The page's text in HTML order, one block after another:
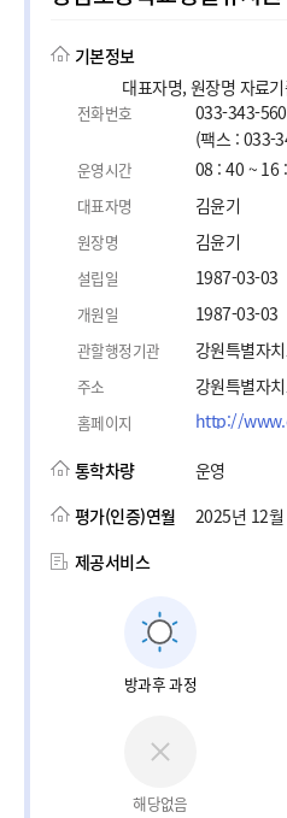
기본정보
대표자명, 원장명 자료
전화번호
033-343-
(팩스 : 033-
운영시간 08 : 40 ~ 16
대표자명 김윤기
원장명 김윤기
설립일 1987-03-03
개원일 1987-03-03
관할행정기관 강원특별자
주소 강원특별자
홈페이지
통학차량
운영
평가(인증)연월
2025년 12월
제공서비스
방과후 과정
해당없음